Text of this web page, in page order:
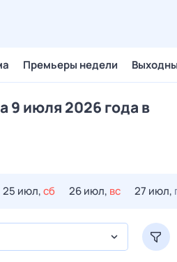
Премьеры недели
9 июля 2026 года в
25 июл,сб 26 июл, вс 27 июл,